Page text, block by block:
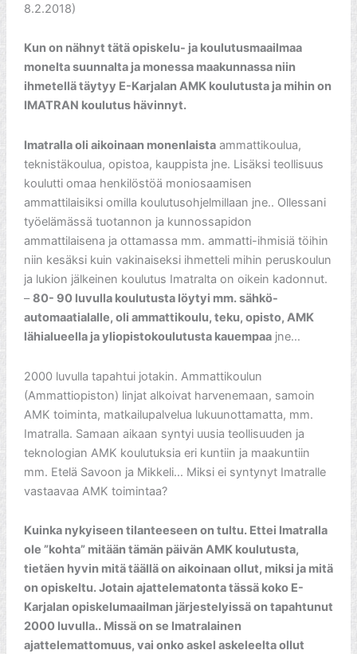
8.2.2018)
Kun on nähnyt tätä opiskelu- ja koulutusmaailmaa
monelta suunnalta ja monessa maakunnassa niin
ihmetellä täytyy E-Karjalan AMK koulutusta ja mihin on
IMATRAN koulutus hävinnyt.
Imatralla oli aikoinaan monenlaistaammattikoulua,
teknistäkoulua, opistoa, kauppista jne. Lisäksi teollisuus
koulutti omaa henkilöstöä moniosaamisen
ammattilaisiksi omilla koulutusohjelmillaan jne.. Ollessani
työelämässä tuotannon ja kunnossapidon
ammattilaisena ja ottamassa mm. ammatti-ihmisiä töihin
niin kesäksi kuin vakinaiseksi ihmetteli mihin peruskoulun
ja lukion jälkeinen koulutus Imatralta on oikein kadonnut.
–80- 90 luvulla koulutusta löytyi mm. sähkö-
automaatialalle, oli ammattikoulu, teku, opisto, AMK
lähialueella ja yliopistokoulutusta kauempaajne…
2000 luvulla tapahtui jotakin. Ammattikoulun
(Ammattiopiston) linjat alkoivat harvenemaan, samoin
AMK toiminta, matkailupalvelua lukuunottamatta, mm.
Imatralla. Samaan aikaan syntyi uusia teollisuuden ja
teknologian AMK koulutuksia eri kuntiin ja maakuntiin
mm. Etelä Savoon ja Mikkeli… Miksi ei syntynyt Imatralle
vastaavaa AMK toimintaa?
Kuinka nykyiseen tilanteeseen on tultu. Ettei Imatralla
ole ”kohta” mitään tämän päivän AMK koulutusta,
tietäen hyvin mitä täällä on aikoinaan ollut, miksi ja mitä
on opiskeltu. Jotain ajattelematonta tässä koko E-
Karjalan opiskelumaailman järjestelyissä on tapahtunut
2000 luvulla.. Missä on se Imatralainen
ajattelemattomuus, vai onko askel askeleelta ollut